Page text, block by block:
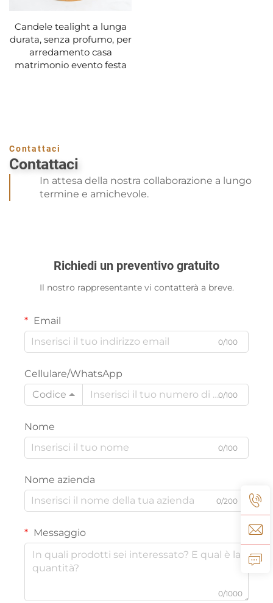
Candele tealight a lunga
durata, senza profumo, per
arredamento casa
matrimonio evento festa
Contattaci
Contattaci
In attesa della nostra collaborazione a lungo
termine e amichevole.
Richiedi un preventivo gratuito
Il nostro rappresentante vi contatterà a breve.
Email
0/100
Cellulare/WhatsApp
Codice
0/100
Nome
0/100
Nome azienda
0/200
Messaggio
0/1000